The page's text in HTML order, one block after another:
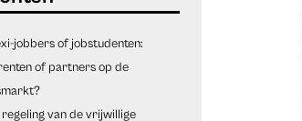
jobbers of jobstudenten:
of partners op de
regeling van de vrijwillige